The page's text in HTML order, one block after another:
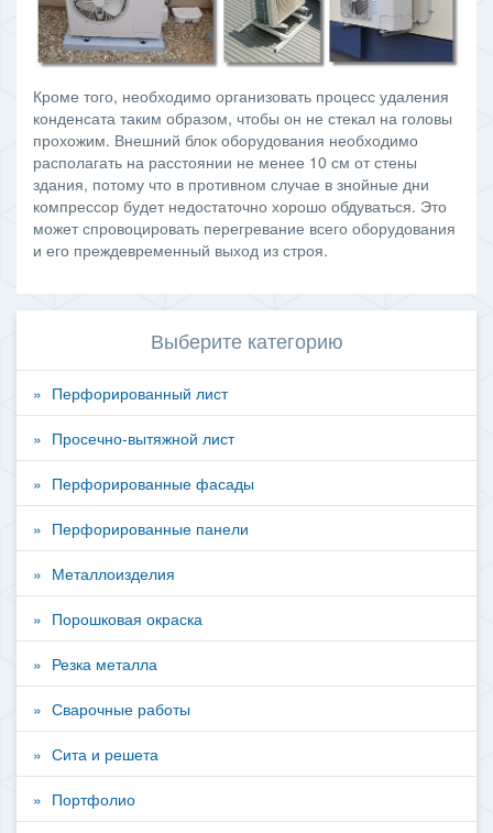
Кроме того, необходимо организовать процесс удаления
конденсата таким образом, чтобы он не стекал на головы
прохожим. Внешний блок оборудования необходимо
располагать на расстоянии не менее 10 см от стены
здания, потому что в противном случае в знойные дни
компрессор будет недостаточно хорошо обдуваться. Это
может спровоцировать перегревание всего оборудования
и его преждевременный выход из строя.
Выберите категорию
Перфорированный лист
Просечно-вытяжной лист
Перфорированные фасады
Перфорированные панели
Металлоизделия
Порошковая окраска
Резка металла
Сварочные работы
Сита и решета
Портфолио